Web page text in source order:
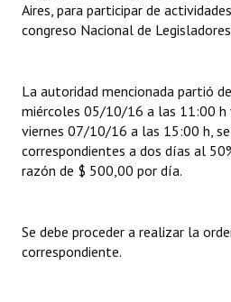
Actas de Sesión
Ejecución Presupuestaria
Actas de Audiencias Públicas
NORMATIVA
Declaraciones
Aires, para participar de
congreso Nacional de
La autoridad mencionada partió
miércoles 05/10/16 a las 11:00 h
viernes 07/10/16 a las 15:00 h,
correspondientes a dos días al
razón de $ 500,00 por día.
Se debe proceder a realizar la
correspondiente.